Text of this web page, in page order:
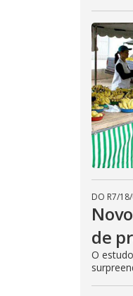
DO R7/
de
O